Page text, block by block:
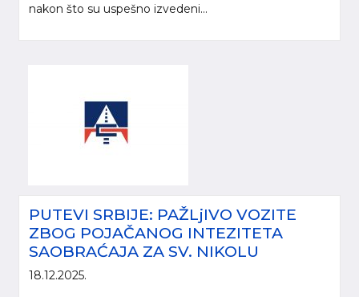
nakon što su uspešno izvedeni...
PUTEVI SRBIJE: PAŽLjIVO VOZITE
ZBOG POJAČANOG INTEZITETA
SAOBRAĆAJA ZA SV. NIKOLU
18.12.2025.